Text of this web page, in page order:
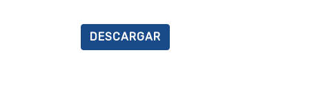
DESCARGAR